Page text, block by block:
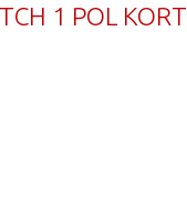
1 POL KORT